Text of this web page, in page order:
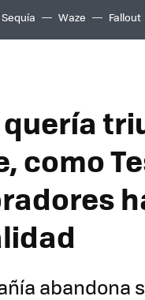
Sequía Waze Fallout
quería
como
abandona